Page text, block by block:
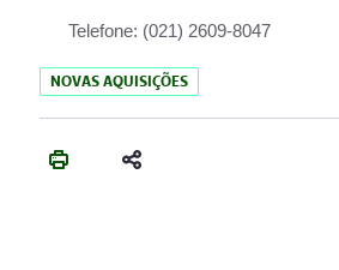
Telefone: (021) 2609-8047
NOVAS AQUISIÇÕES